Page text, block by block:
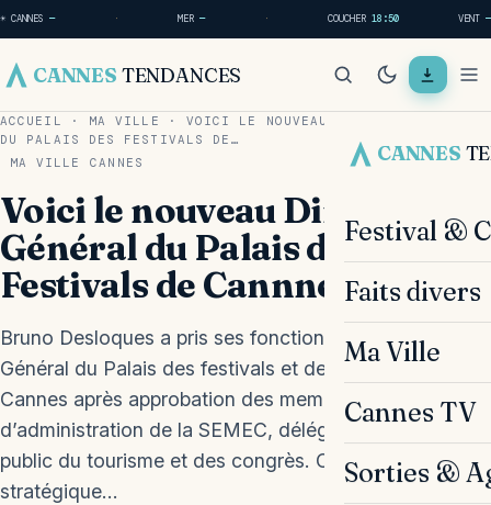
☀ CANNES — · MER— · COUCHER18:50 VENT —
CANNES TENDANCES
CANNES
Festival &
Faits divers
Ma Ville
Cannes TV
Sorties &
ACCUEIL · MA VILLE · VOICI LE NOUVEAU DIRECTEUR GÉNÉRAL
DU PALAIS DES FESTIVALS DE…
MA VILLE
CANNES
Voici le nouveau Directeur
Général du Palais des
Festivals de Cannnes
Bruno Desloques a pris ses fonctions de Directeur
Général du Palais des festivals et des congrès de
Cannes après approbation des membres du conseil
d’administration de la SEMEC, délégataire du service
public du tourisme et des congrès. Cette nomination
stratégique…